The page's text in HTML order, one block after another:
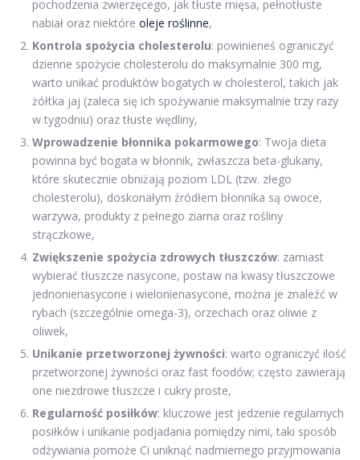
pochodzenia zwierzęcego, jak tłuste mięsa, pełnotłuste
nabiał oraz niektóre oleje roślinne,
Kontrola spożycia cholesterolu: powinieneś ograniczyć
dzienne spożycie cholesterolu do maksymalnie 300 mg,
warto unikać produktów bogatych w cholesterol, takich jak
żółtka jaj (zaleca się ich spożywanie maksymalnie trzy razy
w tygodniu) oraz tłuste wędliny,
Wprowadzenie błonnika pokarmowego: Twoja dieta
powinna być bogata w błonnik, zwłaszcza beta-glukany,
które skutecznie obniżają poziom LDL (tzw. złego
cholesterolu), doskonałym źródłem błonnika są owoce,
warzywa, produkty z pełnego ziarna oraz rośliny
strączkowe,
Zwiększenie spożycia zdrowych tłuszczów: zamiast
wybierać tłuszcze nasycone, postaw na kwasy tłuszczowe
jednonienasycone i wielonienasycone, można je znaleźć w
rybach (szczególnie omega-3), orzechach oraz oliwie z
oliwek,
Unikanie przetworzonej żywności: warto ograniczyć ilość
przetworzonej żywności oraz fast foodów; często zawierają
one niezdrowe tłuszcze i cukry proste,
Regularność posiłków: kluczowe jest jedzenie regularnych
posiłków i unikanie podjadania pomiędzy nimi, taki sposób
odżywiania pomoże Ci uniknąć nadmiernego przyjmowania